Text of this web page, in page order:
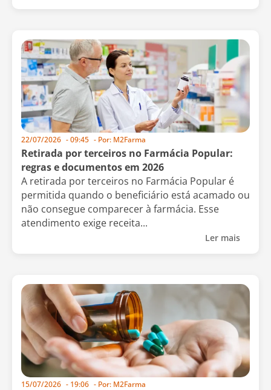
22/07/2026 -09:45 - Por: M2Farma
Retirada por terceiros no Farmácia Popular:
regras e documentos em 2026
A retirada por terceiros no Farmácia Popular é
permitida quando o beneficiário está acamado ou
não consegue comparecer à farmácia. Esse
atendimento exige receita...
Ler mais
15/07/2026 - 19:06 - Por: M2Farma